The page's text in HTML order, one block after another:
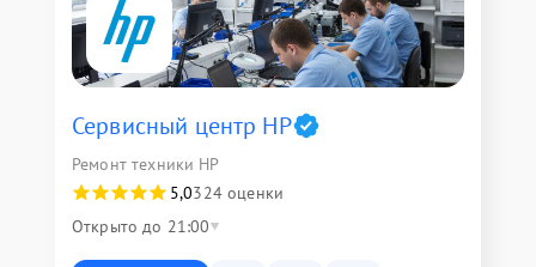
Сервисный центр HP
Ремонт техники HP
5,0324 оценки
Открыто до 21:00